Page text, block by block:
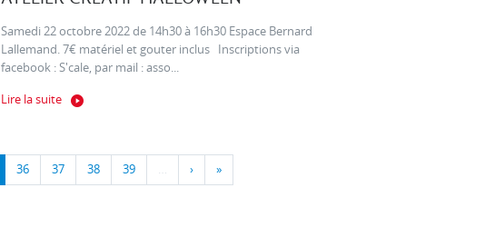
Samedi 22 octobre 2022 de 14h30 à 16h30 Espace Bernard
Lallemand. 7€ matériel et gouter inclus Inscriptions via
facebook : S'cale, par mail : asso...
Lire la suite
36 37 38 39 … › »